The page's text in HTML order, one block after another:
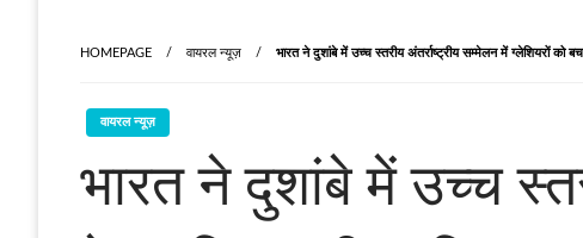
HOMEPAGE वायरल न्यूज़ भारत ने दुशांबे में उच्च स्तरीय अंतर्राष्ट्रीय सम्मेलन में ग्लेशियरों को
वायरल न्यूज़
भारत ने दुशांबे में उच्च